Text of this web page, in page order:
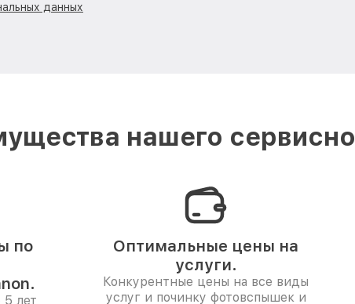
данных
нашего
по
лет
Оптимальные цены на
услуги.
Конкурентные цены на все виды
услуг и починку фотовспышек и